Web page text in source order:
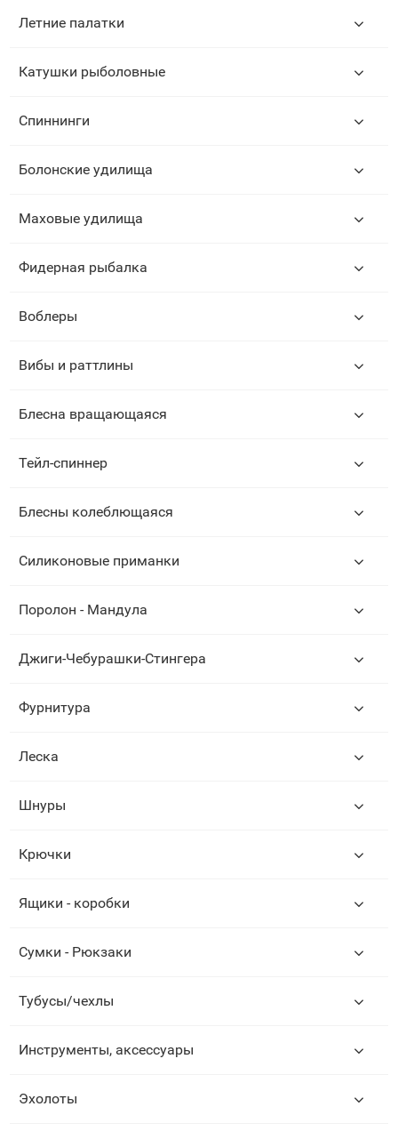
Летние палатки
Катушки рыболовные
Спиннинги
Болонские удилища
Маховые удилища
Фидерная рыбалка
Воблеры
Вибы и раттлины
Блесна вращающаяся
Тейл-спиннер
Блесны колеблющаяся
Силиконовые приманки
Поролон - Мандула
Джиги-Чебурашки-Стингера
Фурнитура
Леска
Шнуры
Крючки
Ящики - коробки
Сумки - Рюкзаки
Тубусы/чехлы
Инструменты, аксессуары
Эхолоты